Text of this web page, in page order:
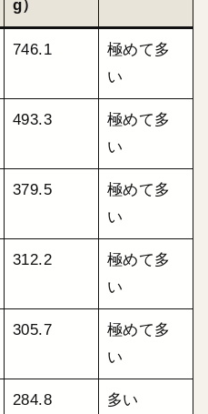
g）
746.1
極めて多
い
493.3
極めて多
い
379.5
極めて多
い
312.2
極めて多
い
305.7
極めて多
い
284.8 多い